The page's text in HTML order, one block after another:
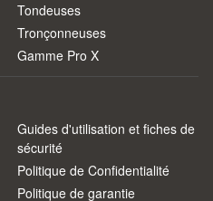
Tondeuses
Tronçonneuses
Gamme Pro X
Guides d'utilisation et fiches de
sécurité
Politique de Confidentialité
Politique de garantie